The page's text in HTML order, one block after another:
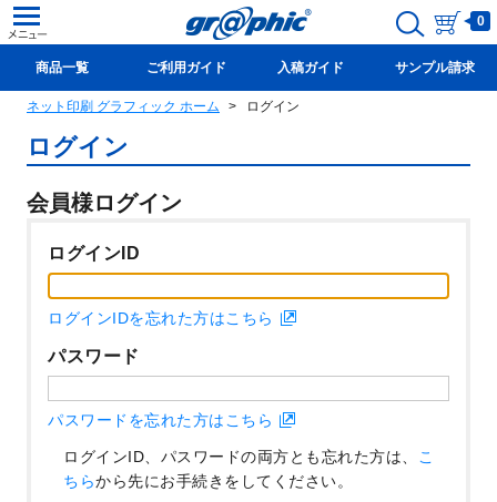
0
商品一覧 ご利用ガイド 入稿ガイド サンプル請求
新規会員登録(無料)
ネット印刷 グラフィック ホーム ログイン
ログイン
会員様ログイン
ログインID
ログインIDを忘れた方はこちら
パスワード
パスワードを忘れた方はこちら
ログインID、パスワードの両方とも忘れた方は、 こ
ちらから先にお手続きをしてください。